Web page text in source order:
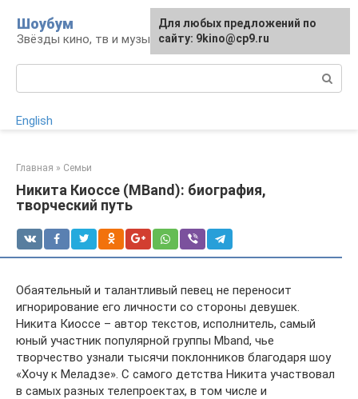
контенту
Шоубум
Звёзды кино, тв и музыки
English
Главная » Семьи
Никита Киоссе (MBand): биография,
творческий путь
Обаятельный и талантливый певец не переносит
игнорирование его личности со стороны девушек.
Никита Киоссе – автор текстов, исполнитель, самый
юный участник популярной группы Mband, чье
творчество узнали тысячи поклонников благодаря шоу
«Хочу к Меладзе». С самого детства Никита участвовал
в самых разных телепроектах, в том числе и
Для любых предложений по
сайту: 9kino@cp9.ru